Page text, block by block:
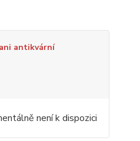
antikvární
není k dispozici